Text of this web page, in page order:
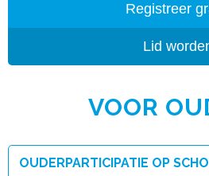
Registreer
Lid
VOOR
OUDERPARTICIPATIE OP